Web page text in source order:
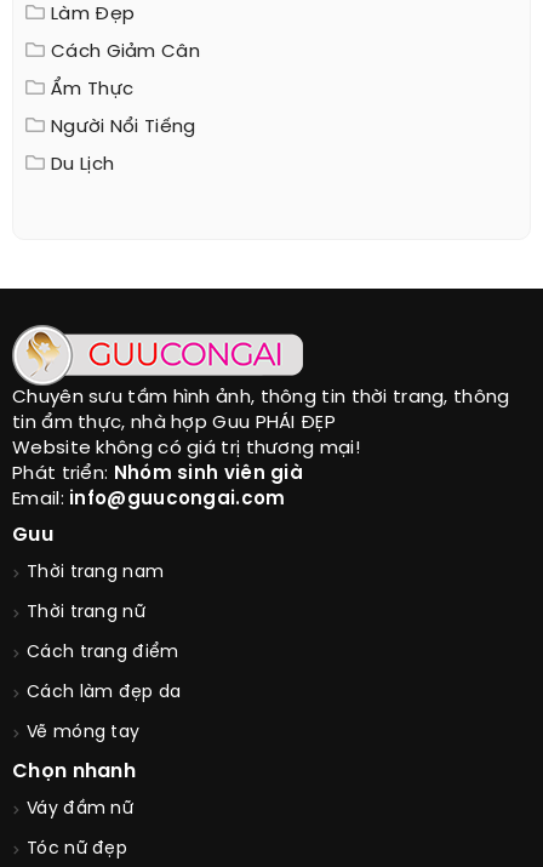
Làm Đẹp
Cách Giảm Cân
Ẩm Thực
Người Nổi Tiếng
Du Lịch
Chuyên sưu tầm hình ảnh, thông tin thời trang, thông
tin ẩm thực, nhà hợp Guu PHÁI ĐẸP
Website không có giá trị thương mại!
Phát triển: Nhóm sinh viên già
Email: info@guucongai.com
Guu
Thời trang nam
Thời trang nữ
Cách trang điểm
Cách làm đẹp da
Vẽ móng tay
Chọn nhanh
Váy đầm nữ
Tóc nữ đẹp